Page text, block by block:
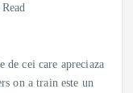
cei care apreciaza
on a train este un